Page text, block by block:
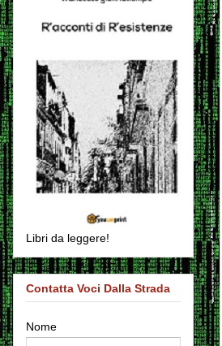
Libri da leggere!
Contatta Voci Dalla Strada
Nome